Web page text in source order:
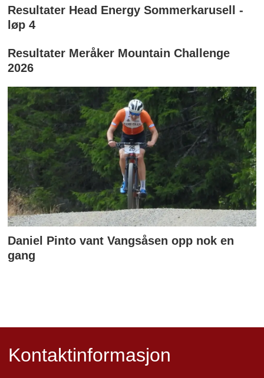
Resultater Head Energy Sommerkarusell -
løp 4
Resultater Meråker Mountain Challenge
2026
Daniel Pinto vant Vangsåsen opp nok en
gang
Kontaktinformasjon